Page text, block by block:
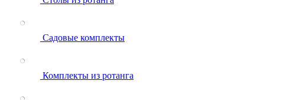
Садовые комплекты
Комплекты из ротанга